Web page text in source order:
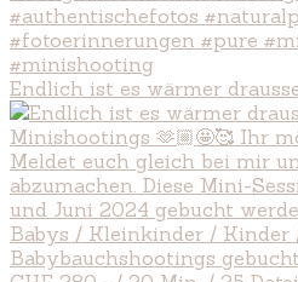
Endlich ist es wärmer